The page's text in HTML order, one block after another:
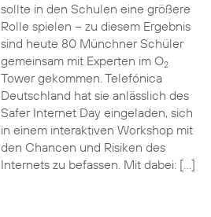
sollte in den Schulen eine größere
Rolle spielen – zu diesem Ergebnis
sind heute 80 Münchner Schüler
gemeinsam mit Experten im O2
Tower gekommen. Telefónica
Deutschland hat sie anlässlich des
Safer Internet Day eingeladen, sich
in einem interaktiven Workshop mit
den Chancen und Risiken des
Internets zu befassen. Mit dabei: […]